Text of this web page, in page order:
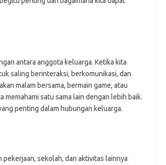
antara anggota keluarga. Ketika kita
saling berinteraksi, berkomunikasi, dan
malam bersama, bermain game, atau
satu sama lain dengan lebih baik.
penting dalam hubungan keluarga.
sekolah, dan aktivitas lainnya